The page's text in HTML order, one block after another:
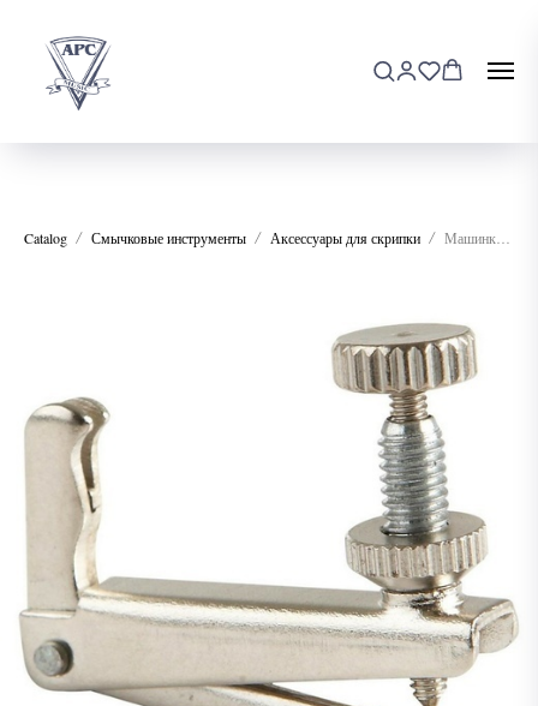
Catalog Смычковые инструменты Аксессуары для скрипки